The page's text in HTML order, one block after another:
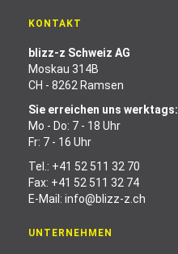
KONTAKT
blizz-z Schweiz AG
Moskau 314B
CH - 8262 Ramsen
Sie erreichen uns werktags:
Mo - Do: 7 - 18 Uhr
Fr: 7 - 16 Uhr
Tel.: +41 52 511 32 70
Fax: +41 52 511 32 74
E-Mail: info@blizz-z.ch
UNTERNEHMEN